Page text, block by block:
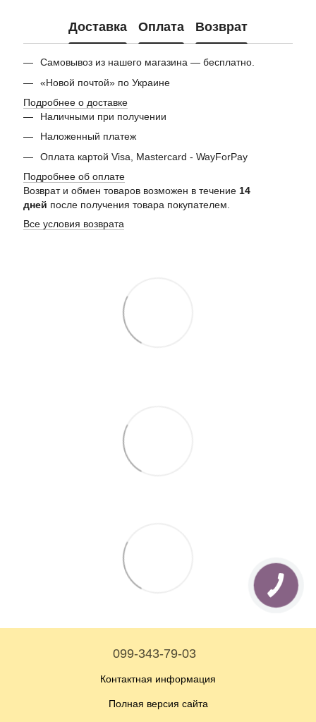
Доставка Оплата Возврат
Самовывоз из нашего магазина — бесплатно.
«Новой почтой» по Украине
Подробнее о доставке
Наличными при получении
Наложенный платеж
Оплата картой Visa, Mastercard - WayForPay
Подробнее об оплате
Возврат и обмен товаров возможен в течение 14
дней после получения товара покупателем.
Все условия возврата
099-343-79-03
Контактная информация
Полная версия сайта